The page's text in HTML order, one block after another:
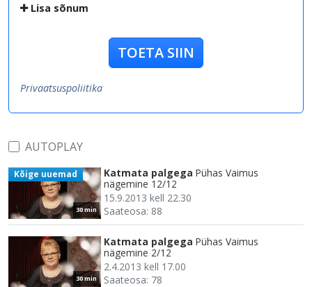
Lisa sõnum
TOETA SIIN
Privaatsuspoliitika
AUTOPLAY
30 min
Kõige uuemad Katmata palgega Pühas Vaimus
nägemine 12/12
15.9.2013 kell 22.30
Saateosa: 88
30 min
Katmata palgega Pühas Vaimus
nägemine 2/12
2.4.2013 kell 17.00
Saateosa: 78